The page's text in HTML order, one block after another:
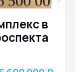
в